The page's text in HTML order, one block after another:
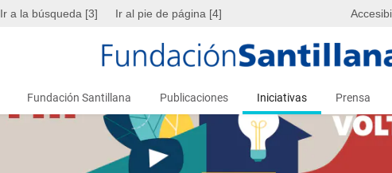
Ir a la búsqueda [3] Ir al pie de página [4]
Fundación Santillana Publicaciones Iniciativas Prensa